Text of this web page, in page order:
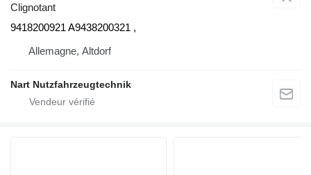
Clignotant
9418200921 A9438200321 ,
Allemagne, Altdorf
Nart Nutzfahrzeugtechnik